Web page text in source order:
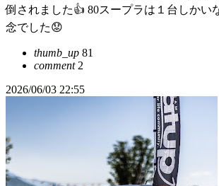
倒されました👍 80スープラは１台しかい
念でした😟
thumb_up 81
comment2
2026/06/03 22:55